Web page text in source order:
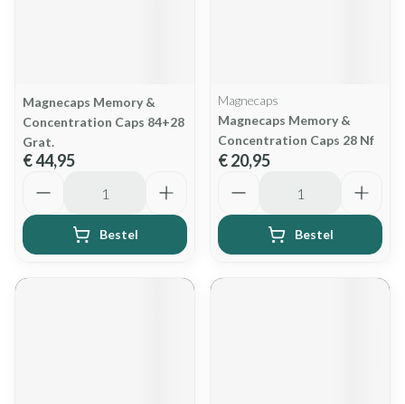
Magnecaps Memory &
Concentration Caps 84+28
Grat.
€ 44,95
Bestel
Magnecaps
Magnecaps Memory &
Concentration Caps 28 Nf
€ 20,95
Bestel